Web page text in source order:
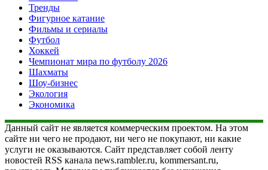
Тренды
Фигурное катание
Фильмы и сериалы
Футбол
Хоккей
Чемпионат мира по футболу 2026
Шахматы
Шоу-бизнес
Экология
Экономика
Данный сайт не является коммерческим проектом. На этом
сайте ни чего не продают, ни чего не покупают, ни какие
услуги не оказываются. Сайт представляет собой ленту
новостей RSS канала news.rambler.ru, kommersant.ru,